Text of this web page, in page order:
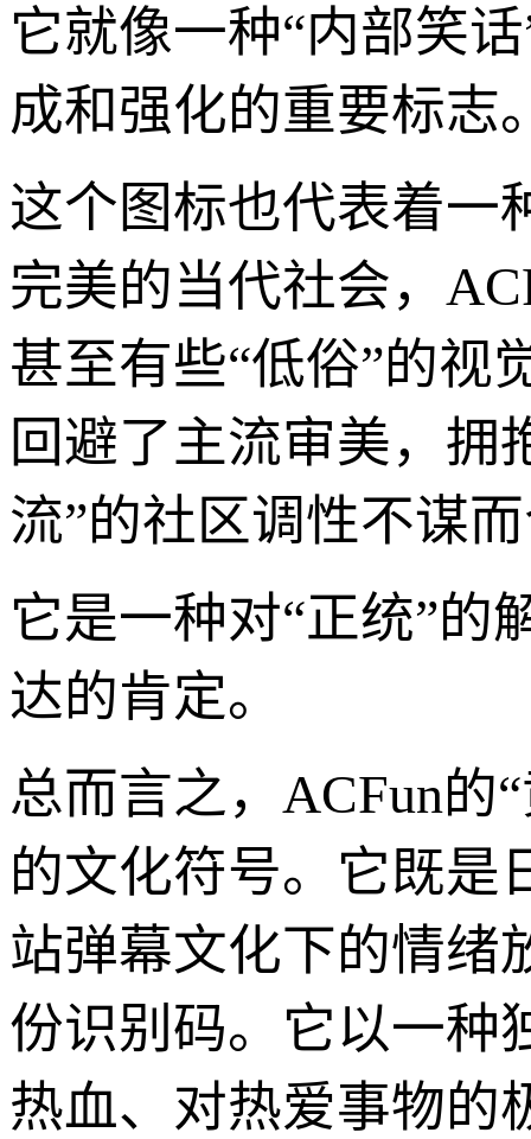
它就像一种“内部笑
成和强化的重要标志
这个图标也代表着一
完美的当代社会，
甚至有些“低俗”的视
回避了主流审美，拥
流”的社区调性不谋
它是一种对“正统”的
达的肯定。
总而言之，ACFun的
的文化符号。它既是
站弹幕文化下的情绪
份识别码。它以一种
热血、对热爱事物的